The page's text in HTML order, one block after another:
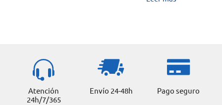
Atención
24h/7/365
Envío 24-48h Pago seguro